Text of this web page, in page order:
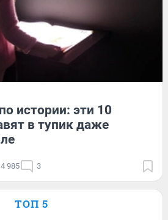
истории: эти 10
в тупик даже
4 985 3
ТОП 5